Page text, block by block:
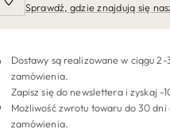
Sprawdź, gdzie znajdują się
Dostawy są realizowane w ciągu
zamówienia.
Zapisz się do newslettera i zyskaj -
Możliwość zwrotu towaru do 30
zamówienia.